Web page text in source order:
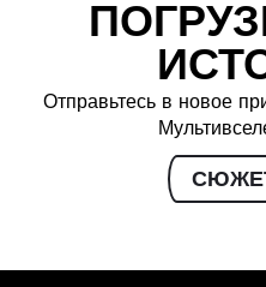
Отправьтесь в новое
СЮЖЕТ